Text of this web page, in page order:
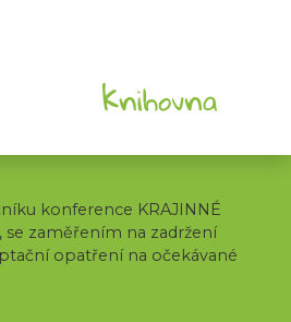
konference KRAJINNÉ
se zaměřením na zadržení
opatření na očekávané